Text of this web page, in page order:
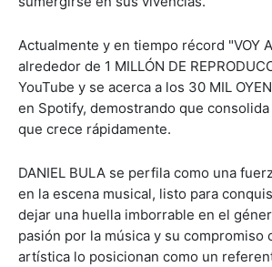
Actualmente y en tiempo récord "VOY
alrededor de 1 MILLÓN DE
YouTube y se acerca a los 30 MIL
en Spotify, demostrando que
que crece rápidamente.
DANIEL BULA se perfila como una
en la escena musical, listo para
dejar una huella imborrable en el
pasión por la música y su compromiso
artística lo posicionan como un